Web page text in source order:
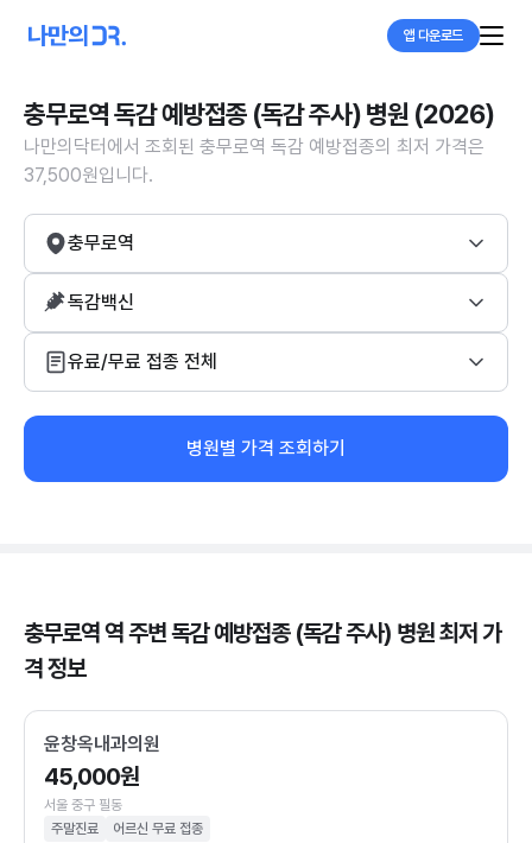
앱 다운로드
충무로역 독감 예방접종 (독감 주사) 병원 (2026)
나만의닥터에서 조회된 충무로역 독감 예방접종의 최저 가격은
37,500원입니다.
충무로역
독감백신
유료/무료 접종 전체
병원별 가격 조회하기
충무로역 역 주변 독감 예방접종 (독감 주사) 병원 최저 가
격 정보
윤창옥내과의원
45,000원
서울 중구 필동
주말진료
어르신 무료 접종